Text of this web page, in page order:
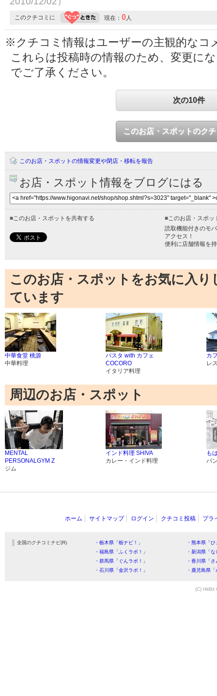
このクチコミに 現在： 0 人
※クチコミ情報はユーザーの主観的なコ
これらは投稿時の情報のため、変更に
でご了承ください。
次の10件
このお店・スポットのク
このお店・スポットの情報変更や閉店・移転を報告
お店・スポット情報をブログにはる
■ このお店・スポットを共有する ■ このお店・スポ
読取機能付きのモ
アクセス！
便利に店舗情報を
このお店・スポットをお気に入
ています
中華食堂 桃源
中華料理
パスタ with カフェ
COCORO
イタリア料理
カ
レ
周辺のお店・スポット
MENTAL
PERSONALGYM Z
ジム
インド料理 SHIVA
カレー・インド料理
も
パ
ホーム サイトマップ ログイン クチコミ投稿 プラ
全国のクチコミナビ(R) ・栃木県「栃ナビ！」
・熊本県「
・福島県「ふくラボ！」
・新潟県「
・群馬県「ぐんラボ！」
・香川県「
・石川県「金沢ラボ！」
・鹿児島県
(C) HitBit